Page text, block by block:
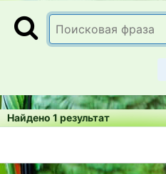
Найдено 1 результат